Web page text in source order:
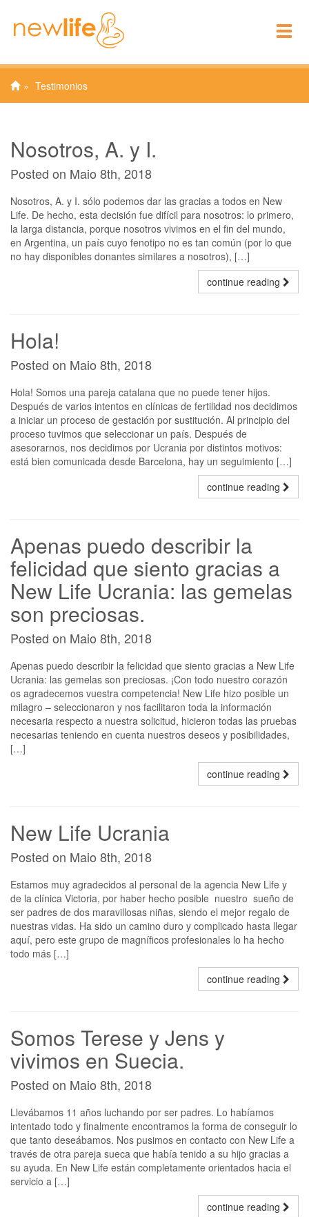
Testimonios
Nosotros, A. y I.
Posted on Maio 8th, 2018
Nosotros, A. y I. sólo podemos dar las gracias a todos en New
Life. De hecho, esta decisión fue difícil para nosotros: lo primero,
la larga distancia, porque nosotros vivimos en el fin del mundo,
en Argentina, un país cuyo fenotipo no es tan común (por lo que
no hay disponibles donantes similares a nosotros), […]
continue reading
Hola!
Posted on Maio 8th, 2018
Hola! Somos una pareja catalana que no puede tener hijos.
Después de varios intentos en clínicas de fertilidad nos decidimos
a iniciar un proceso de gestación por sustitución. Al principio del
proceso tuvimos que seleccionar un país. Después de
asesorarnos, nos decidimos por Ucrania por distintos motivos:
está bien comunicada desde Barcelona, hay un seguimiento […]
continue reading
Apenas puedo describir la
felicidad que siento gracias a
New Life Ucrania: las gemelas
son preciosas.
Posted on Maio 8th, 2018
Apenas puedo describir la felicidad que siento gracias a New Life
Ucrania: las gemelas son preciosas. ¡Con todo nuestro corazón
os agradecemos vuestra competencia! New Life hizo posible un
milagro – seleccionaron y nos facilitaron toda la información
necesaria respecto a nuestra solicitud, hicieron todas las pruebas
necesarias teniendo en cuenta nuestros deseos y posibilidades,
[…]
continue reading
New Life Ucrania
Posted on Maio 8th, 2018
Estamos muy agradecidos al personal de la agencia New Life y
de la clínica Victoria, por haber hecho posible nuestro sueño de
ser padres de dos maravillosas niñas, siendo el mejor regalo de
nuestras vidas. Ha sido un camino duro y complicado hasta llegar
aquí, pero este grupo de magníficos profesionales lo ha hecho
todo más […]
continue reading
Somos Terese y Jens y
vivimos en Suecia.
Posted on Maio 8th, 2018
Llevábamos 11 años luchando por ser padres. Lo habíamos
intentado todo y finalmente encontramos la forma de conseguir lo
que tanto deseábamos. Nos pusimos en contacto con New Life a
través de otra pareja sueca que había tenido a su hijo gracias a
su ayuda. En New Life están completamente orientados hacia el
servicio a […]
continue reading